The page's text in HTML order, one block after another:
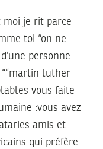
je rit parce
toi “on ne
personne
luther
vous faite
:vous avez
amis et
qui préfère